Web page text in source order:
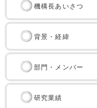
機構長あいさつ
背景・経緯
部門・メンバー
研究業績